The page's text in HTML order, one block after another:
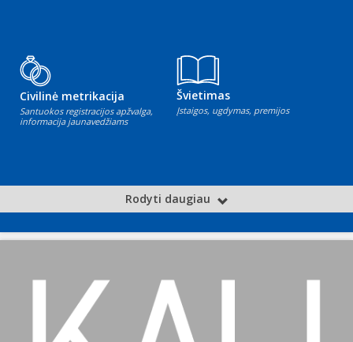
Civilinė metrikacija
Santuokos registracijos apžvalga,
informacija jaunavedžiams
Švietimas
Įstaigos, ugdymas, premijos
Rodyti daugiau